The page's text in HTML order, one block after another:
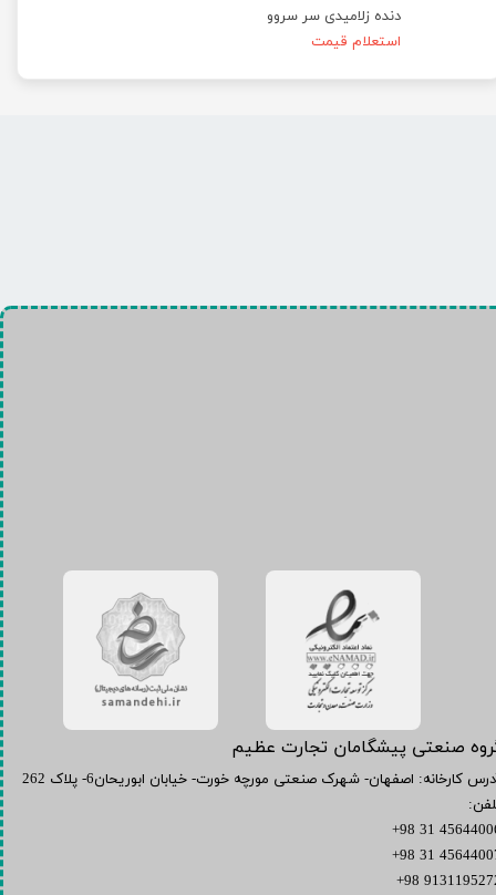
دنده زلامیدی سر سروو
استعلام قیمت
صنعتی پیشگامان تجارت عظیم
کارخانه: اصفهان- شهرک صنعتی مورچه خورت- خیابان ابوریحان6- پلاک 262
45644006 31
45644007 31
9131195272